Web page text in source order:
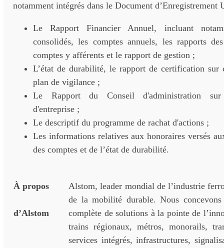
notamment intégrés dans le Document d’Enregistrement
Le Rapport Financier Annuel, incluant
consolidés, les comptes annuels, les rapports
comptes y afférents et le rapport de gestion ;
L’état de durabilité, le rapport de certification sur
plan de vigilance ;
Le Rapport du Conseil d'administration sur
d'entreprise ;
Le descriptif du programme de rachat d'actions ;
Les informations relatives aux honoraires versés
des comptes et de l’état de durabilité.
À propos
d’Alstom
Alstom, leader mondial de l’industrie
de la mobilité durable. Nous
complète de solutions à la pointe de
trains régionaux, métros, monorails,
services intégrés, infrastructures,